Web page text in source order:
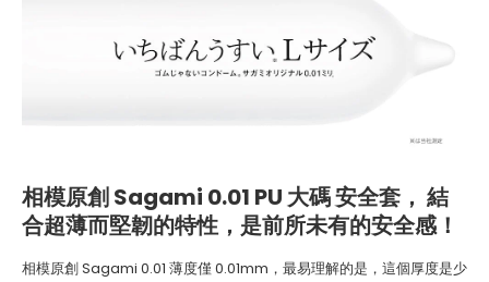
相模原創 Sagami 0.01 PU 大碼 安全套 ， 結
合超薄而堅韌的特性，是前所未有的安全感！
相模原創 Sagami 0.01 薄度僅 0.01mm，最易理解的是，這個厚度是少